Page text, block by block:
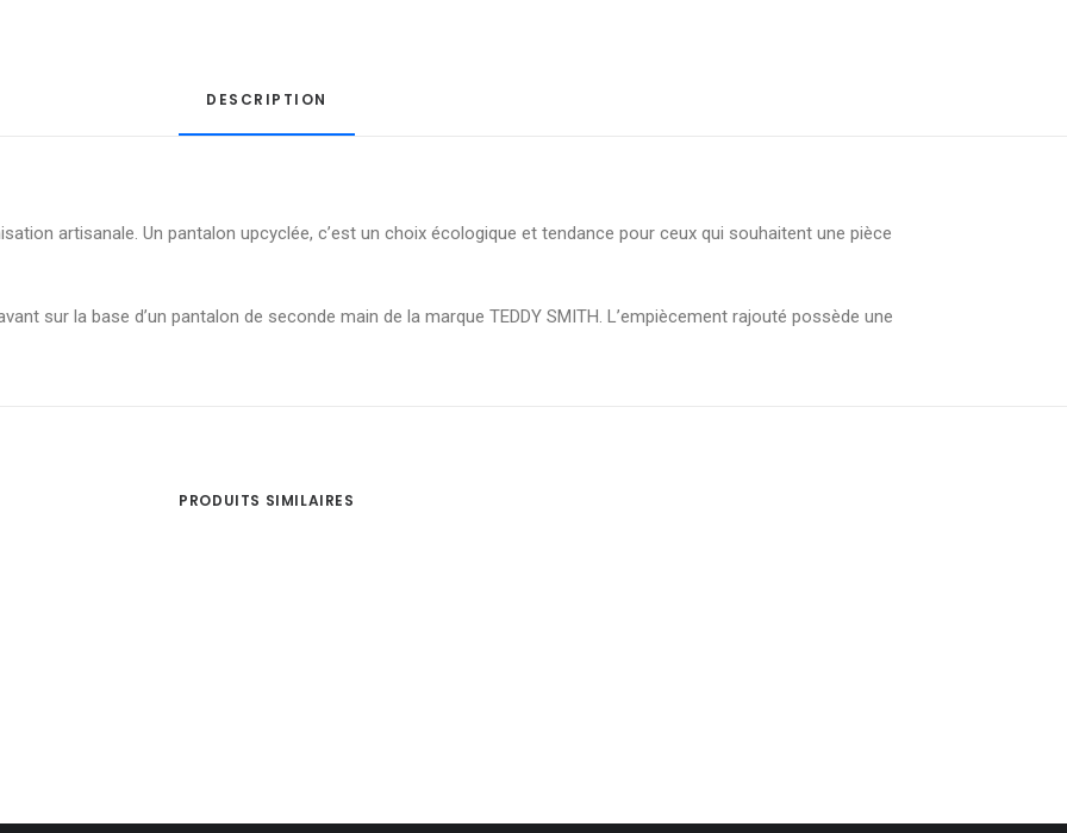
38
DESCRIPTION
artisanale. Un pantalon upcyclée, c’est un choix écologique et tendance pour ceux qui souhaitent une pièce
sur la base d’un pantalon de seconde main de la marque TEDDY SMITH. L’empiècement rajouté possède une
PRODUITS SIMILAIRES